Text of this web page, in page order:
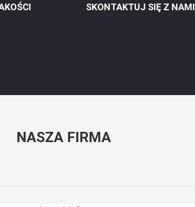
SKONTAKTUJ SIĘ Z NAMI
NASZA FIRMA